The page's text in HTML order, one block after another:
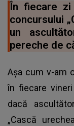
În fiecare
concursului
un
pereche de
Așa cum v-am
în fiecare
dacă
„Cască